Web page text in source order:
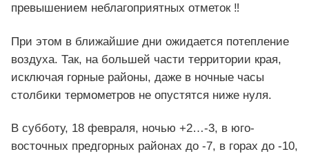
превышением неблагоприятных отметок ‼️
При этом в ближайшие дни ожидается потепление
воздуха. Так, на большей части территории края,
исключая горные районы, даже в ночные часы
столбики термометров не опустятся ниже нуля.
В субботу, 18 февраля, ночью +2…-3, в юго-
восточных предгорных районах до -7, в горах до -10,